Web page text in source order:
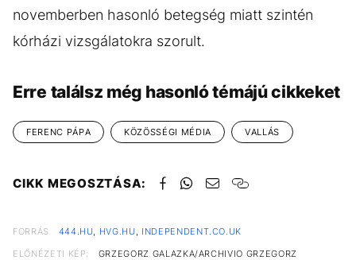
novemberben hasonló betegség miatt szintén
kórházi vizsgálatokra szorult.
Erre találsz még hasonló témájú cikkeket
FERENC PÁPA KÖZÖSSÉGI MÉDIA VALLÁS
CIKK MEGOSZTÁSA:
FORRÁS 444.HU, HVG.HU, INDEPENDENT.CO.UK
ELŐNÉZETI KÉP:
GRZEGORZ GALAZKA/ARCHIVIO GRZEGORZ